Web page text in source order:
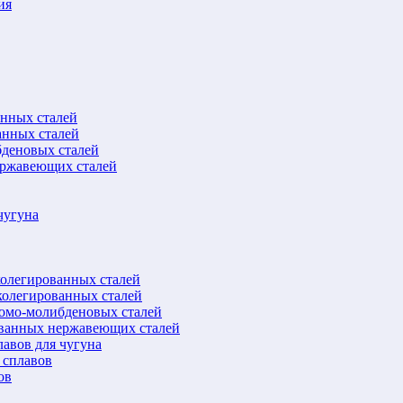
сталей
сталей
сталей
сталей
сталей
сталей
молибденовых сталей
нержавеющих сталей
для чугуна